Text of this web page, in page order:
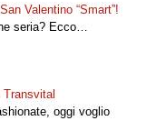
Valentino “Smart”!
seria? Ecco…
Transvital
oggi voglio